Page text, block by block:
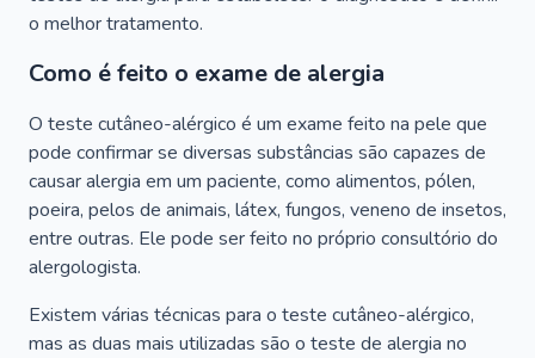
o melhor tratamento.
Como é feito o exame de alergia
O teste cutâneo-alérgico é um exame feito na pele que
pode confirmar se diversas substâncias são capazes de
causar alergia em um paciente, como alimentos, pólen,
poeira, pelos de animais, látex, fungos, veneno de insetos,
entre outras. Ele pode ser feito no próprio consultório do
alergologista.
Existem várias técnicas para o teste cutâneo-alérgico,
mas as duas mais utilizadas são o teste de alergia no